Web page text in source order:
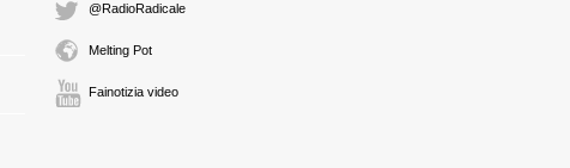
@RadioRadicale
Melting Pot
Fainotizia video